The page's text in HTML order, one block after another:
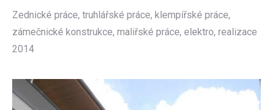
Zednické práce, truhlářské práce, klempířské práce,
zámečnické konstrukce, maliřské práce, elektro, realizace
2014